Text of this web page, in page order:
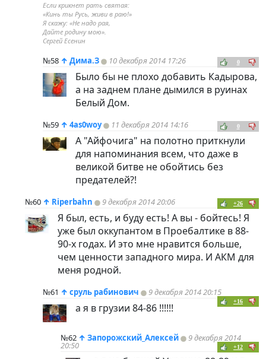
Если крикнет рать святая:
«Кинь ты Русь, живи в раю!»
Я скажу: «Не надо рая,
Дайте родину мою».
Сергей Есенин
№58 ↑ Дима.З 10 декабря 2014 17:26 0
Было бы не плохо добавить Кадырова,
а на заднем плане дымился в руинах
Белый Дом.
№59 ↑ 4as0woy 11 декабря 2014 14:16 0
А "Айфочига" на полотно приткнули
для напоминания всем, что даже в
великой битве не обойтись без
предателей?!
№60 ↑ Riperbahn 9 декабря 2014 20:06 +26
Я был, есть, и буду есть! А вы - бойтесь! Я
уже был оккупантом в Проебалтике в 88-
90-х годах. И это мне нравится больше,
чем ценности западного мира. И АКМ для
меня родной.
№61 ↑ сруль рабинович 9 декабря 2014 20:15
+16
а я в грузии 84-86 !!!!!!
№62 ↑ Запорожский_Алексей 9 декабря 2014
20:50 +12